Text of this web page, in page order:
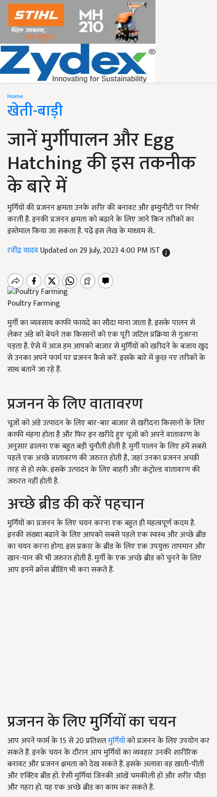
Home
खेती-बाड़ी
जानें मुर्गीपालन और Egg
Hatching की इस तकनीक
के बारे में
मुर्गियों की प्रजनन क्षमता उनके शरीर की बनावट और इम्युनीटी पर निर्भर
करती है. इनकी प्रजनन क्षमता को बढ़ाने के लिए जाने किन तरीकों का
इस्तेमाल किया जा सकता है. पढ़ें इस लेख के माध्यम से..
रवींद्र यादवUpdated on 29 July, 2023 4:00 PM IST
Poultry Farming
मुर्गी का व्यवसाय काफी फायदे का सौदा माना जाता है. इसके पालन से
लेकर अंडे को बेचने तक किसानों को एक पूरी जटिल प्रक्रिया से गुजरना
पड़ता है. ऐसे में आज हम आपको बाजार से मुर्गियों को खरीदने के बजाय खुद
से उनका अपने फार्म पर प्रजनन कैसे करें. इसके बारे में कुछ नए तरीकों के
साथ बताने जा रहे हैं.
प्रजनन के लिए वातावरण
चूजों को अंडे उत्पादन के लिए बार-बार बाजार से खरीदना किसानों के लिए
काफी मंहगा होता है और फिर इन खरीदे हुए चूजों को अपने वातावरण के
अनुसार ढालना एक बहुत बड़ी चुनौती होती है. मुर्गी पालन के लिए हमें सबसे
पहले एक अच्छे वातावरण की जरुरत होती है,जहां उनका प्रजनन अच्छी
तरह से हो सके. इसके उत्पादन के लिए बाहरी और कंट्रोल्ड वातावरण की
जरुरत नहीं होती है.
अच्छे ब्रीड की करें पहचान
मुर्गियों का प्रजनन के लिए चयन करना एक बहुत ही महत्वपूर्ण कदम है.
इनकी संख्या बढाने के लिए आपको सबसे पहले एक स्वस्थ और अच्छे ब्रीड
का चयन करना होगा. इस प्रकार के ब्रीड के लिए एक उपयुक्त तापमान और
खान-पान की भी जरुरत होती है. मुर्गी के एक अच्छे ब्रीड को चुनने के लिए
आप इनमें क्रॉस ब्रीडिंग भी करा सकते हैं.
प्रजनन के लिए मुर्गियों का चयन
आप अपने फार्म के 15 से 20 प्रतिशतमुर्गियोंको प्रजनन के लिए उपयोग कर
सकते हैं. इनके चयन के दौरान आप मुर्गियों का व्यवहार उनकी शारीरिक
बनावट और प्रजनन क्षमता को देख सकते हैं. इसके अलावा वह खाती-पीती
और एक्टिव ब्रीड हों. ऐसी मुर्गियां जिनकी आंखें चमकीली हों और शरीर चौड़ा
और गहरा हो. यह एक अच्छे ब्रीड का काम कर सकते हैं.